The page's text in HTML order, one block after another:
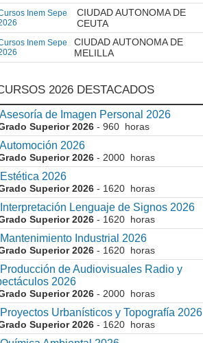
Inem Sepe
CIUDAD AUTONOMA DE
CEUTA
Inem Sepe
CIUDAD AUTONOMA DE
MELILLA
2026 DESTACADOS
de Imagen Personal 2026
Superior 2026 - 960 horas
2026
Superior 2026 - 2000 horas
2026
Superior 2026 - 1620 horas
Lenguaje de Signos 2026
Superior 2026 - 1620 horas
Industrial 2026
Superior 2026 - 1620 horas
de Audiovisuales Radio y
2026
Superior 2026 - 2000 horas
Urbanísticos y Topografía 2026
Superior 2026 - 1620 horas